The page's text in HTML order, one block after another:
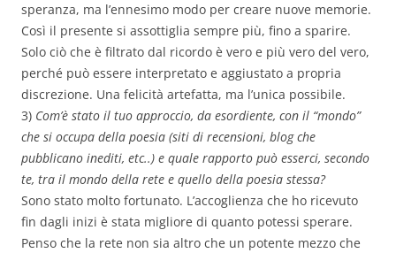
speranza, ma l’ennesimo modo per creare nuove memorie.
Così il presente si assottiglia sempre più, fino a sparire.
Solo ciò che è filtrato dal ricordo è vero e più vero del vero,
perché può essere interpretato e aggiustato a propria
discrezione. Una felicità artefatta, ma l’unica possibile.
3) Com’è stato il tuo approccio, da esordiente, con il “mondo”
che si occupa della poesia (siti di recensioni, blog che
pubblicano inediti, etc..) e quale rapporto può esserci, secondo
te, tra il mondo della rete e quello della poesia stessa?
Sono stato molto fortunato. L’accoglienza che ho ricevuto
fin dagli inizi è stata migliore di quanto potessi sperare.
Penso che la rete non sia altro che un potente mezzo che